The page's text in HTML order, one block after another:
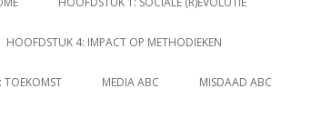
HOOFDSTUK 4: IMPACT OP METHODIEKEN
TOEKOMST MEDIA ABC MISDAAD ABC